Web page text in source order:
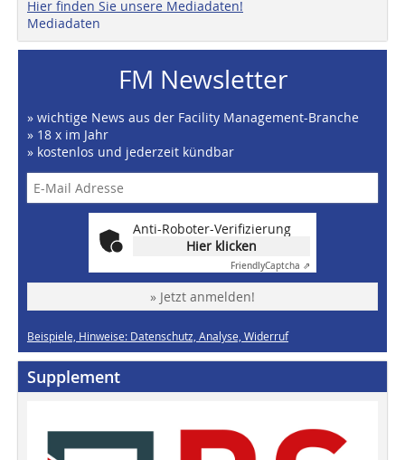
Hier finden Sie unsere Mediadaten!
Mediadaten
FM Newsletter
» wichtige News aus der Facility Management-Branche
» 18 x im Jahr
» kostenlos und jederzeit kündbar
Anti-Roboter-Verifizierung
Hier klicken
FriendlyCaptcha ⇗
» Jetzt anmelden!
Beispiele, Hinweise: Datenschutz, Analyse, Widerruf
Supplement